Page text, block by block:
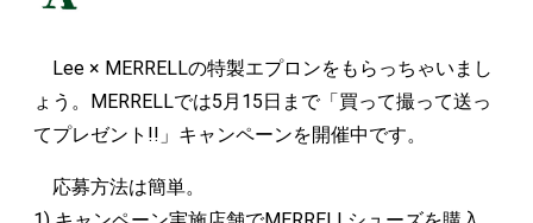
Lee × MERRELLの特製エプロンをもらっちゃいまし
ょう。MERRELLでは5月15日まで「買って撮って送っ
てプレゼント!!」キャンペーンを開催中です。
応募方法は簡単。